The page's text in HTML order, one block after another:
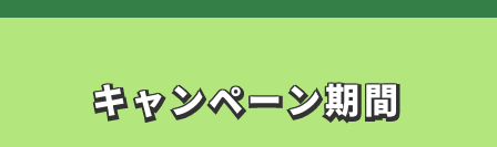
キャンペーン期間
キャンペーン期間